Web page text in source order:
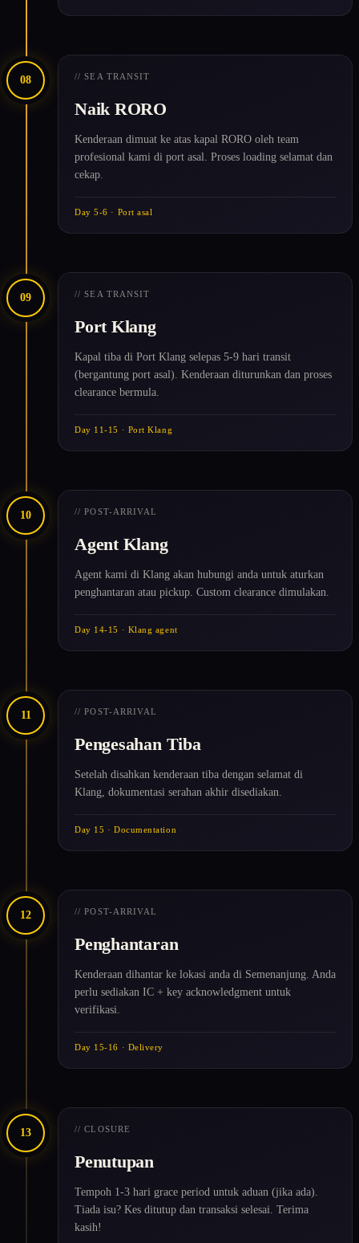
08 // SEA TRANSIT
Naik RORO
Kenderaan dimuat ke atas kapal RORO oleh team
profesional kami di port asal. Proses loading selamat dan
cekap.
Day 5-6 · Port asal
09 // SEA TRANSIT
Port Klang
Kapal tiba di Port Klang selepas 5-9 hari transit
(bergantung port asal). Kenderaan diturunkan dan proses
clearance bermula.
Day 11-15 · Port Klang
10 // POST-ARRIVAL
Agent Klang
Agent kami di Klang akan hubungi anda untuk aturkan
penghantaran atau pickup. Custom clearance dimulakan.
Day 14-15 · Klang agent
11 // POST-ARRIVAL
Pengesahan Tiba
Setelah disahkan kenderaan tiba dengan selamat di
Klang, dokumentasi serahan akhir disediakan.
Day 15 · Documentation
12 // POST-ARRIVAL
Penghantaran
Kenderaan dihantar ke lokasi anda di Semenanjung. Anda
perlu sediakan IC + key acknowledgment untuk
verifikasi.
Day 15-16 · Delivery
13 // CLOSURE
Penutupan
Tempoh 1-3 hari grace period untuk aduan (jika ada).
Tiada isu? Kes ditutup dan transaksi selesai. Terima
kasih!